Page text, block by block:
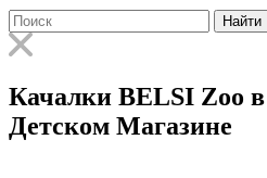
Найти
Качалки BELSI Zoo
Детском Магазине